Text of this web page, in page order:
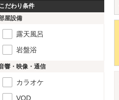
こだわり条件
屋設備
露天風呂
岩盤浴
響・映像・通信
カラオケ
VOD